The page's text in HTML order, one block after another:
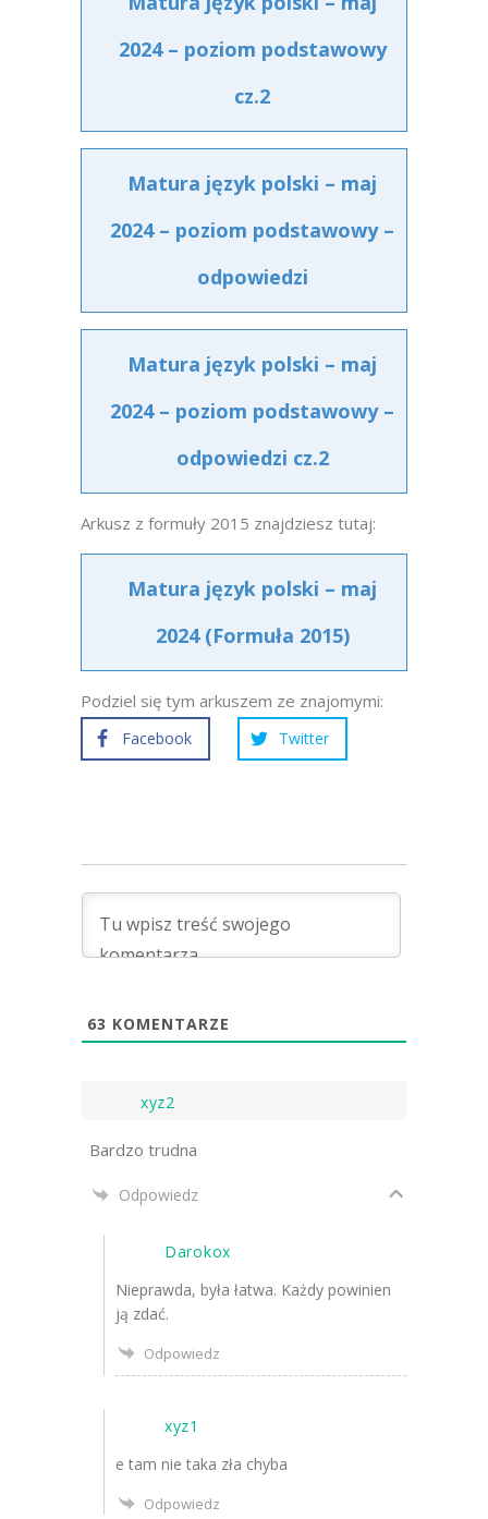
2024 – poziom podstawowy
cz.2
Matura język polski – maj
2024 – poziom podstawowy –
odpowiedzi
Matura język polski – maj
2024 – poziom podstawowy –
odpowiedzi cz.2
Arkusz z formuły 2015 znajdziesz tutaj:
Matura język polski – maj
2024 (Formuła 2015)
Podziel się tym arkuszem ze znajomymi:
Facebook Twitter
63 KOMENTARZE
xyz2
Bardzo trudna
Odpowiedz
Darokox
Nieprawda, była łatwa. Każdy powinien
ją zdać.
Odpowiedz
xyz1
e tam nie taka zła chyba
Odpowiedz